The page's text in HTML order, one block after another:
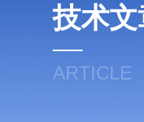
技术
ARTICLE